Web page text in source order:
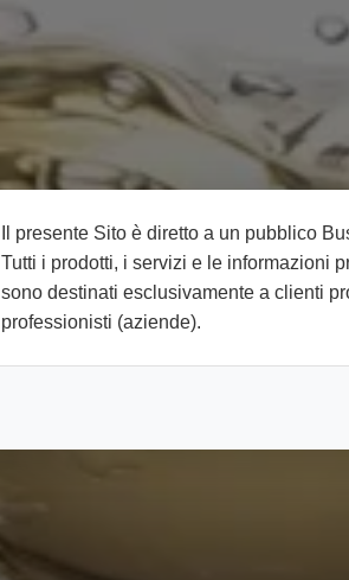
Il presente Sito è diretto a un pubblico
Tutti i prodotti, i servizi e le informazioni
sono destinati esclusivamente a clienti
professionisti (aziende).